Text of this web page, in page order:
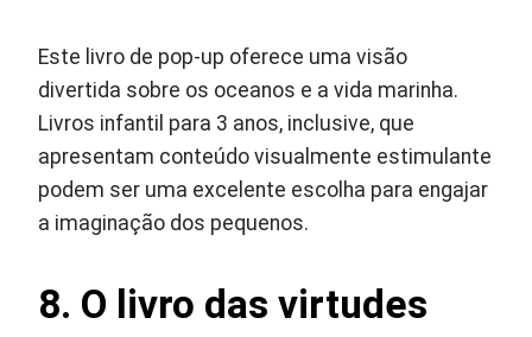
Este livro de pop-up oferece uma visão
divertida sobre os oceanos e a vida marinha.
Livros infantil para 3 anos, inclusive, que
apresentam conteúdo visualmente estimulante
podem ser uma excelente escolha para engajar
a imaginação dos pequenos.
8. O livro das virtudes